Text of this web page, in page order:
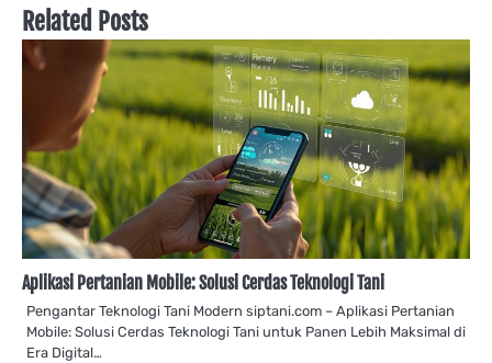
Related Posts
Aplikasi Pertanian Mobile: Solusi Cerdas Teknologi Tani
Pengantar Teknologi Tani Modern siptani.com – Aplikasi Pertanian
Mobile: Solusi Cerdas Teknologi Tani untuk Panen Lebih Maksimal di
Era Digital…